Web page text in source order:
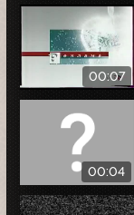
00:07
00:04